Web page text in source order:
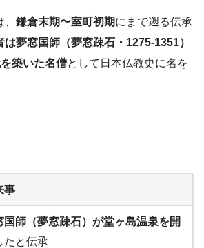
鎌倉末期〜室町初期にまで遡る伝承
は夢窓国師（夢窓疎石・1275-1351）
築いた名僧として日本仏教史に名を
事
国師（夢窓疎石）が堂ヶ島温泉を開
たと伝承